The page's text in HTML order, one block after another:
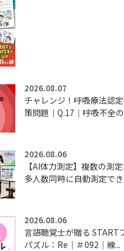
2026.08.07
チャレンジ！呼吸療法認
策問題｜Q.17｜呼吸不全
2026.08.06
【AI体力測定】複数の測
多人数同時に自動測定で
2026.08.06
言語聴覚士が贈る START
パズル：Re｜＃092｜線...